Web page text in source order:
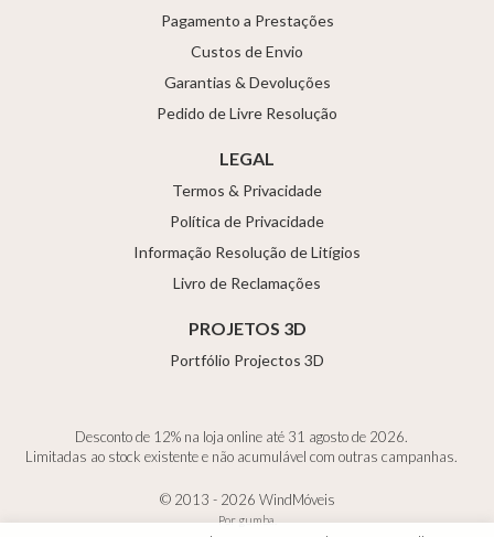
Pagamento a Prestações
Custos de Envio
Garantias & Devoluções
Pedido de Livre Resolução
LEGAL
Termos & Privacidade
Política de Privacidade
Informação Resolução de Litígios
Livro de Reclamações
PROJETOS 3D
Portfólio Projectos 3D
Desconto de 12% na loja online até 31 agosto de 2026.
Limitadas ao stock existente e não acumulável com outras campanhas.
© 2013 - 2026 WindMóveis
Porgumba.